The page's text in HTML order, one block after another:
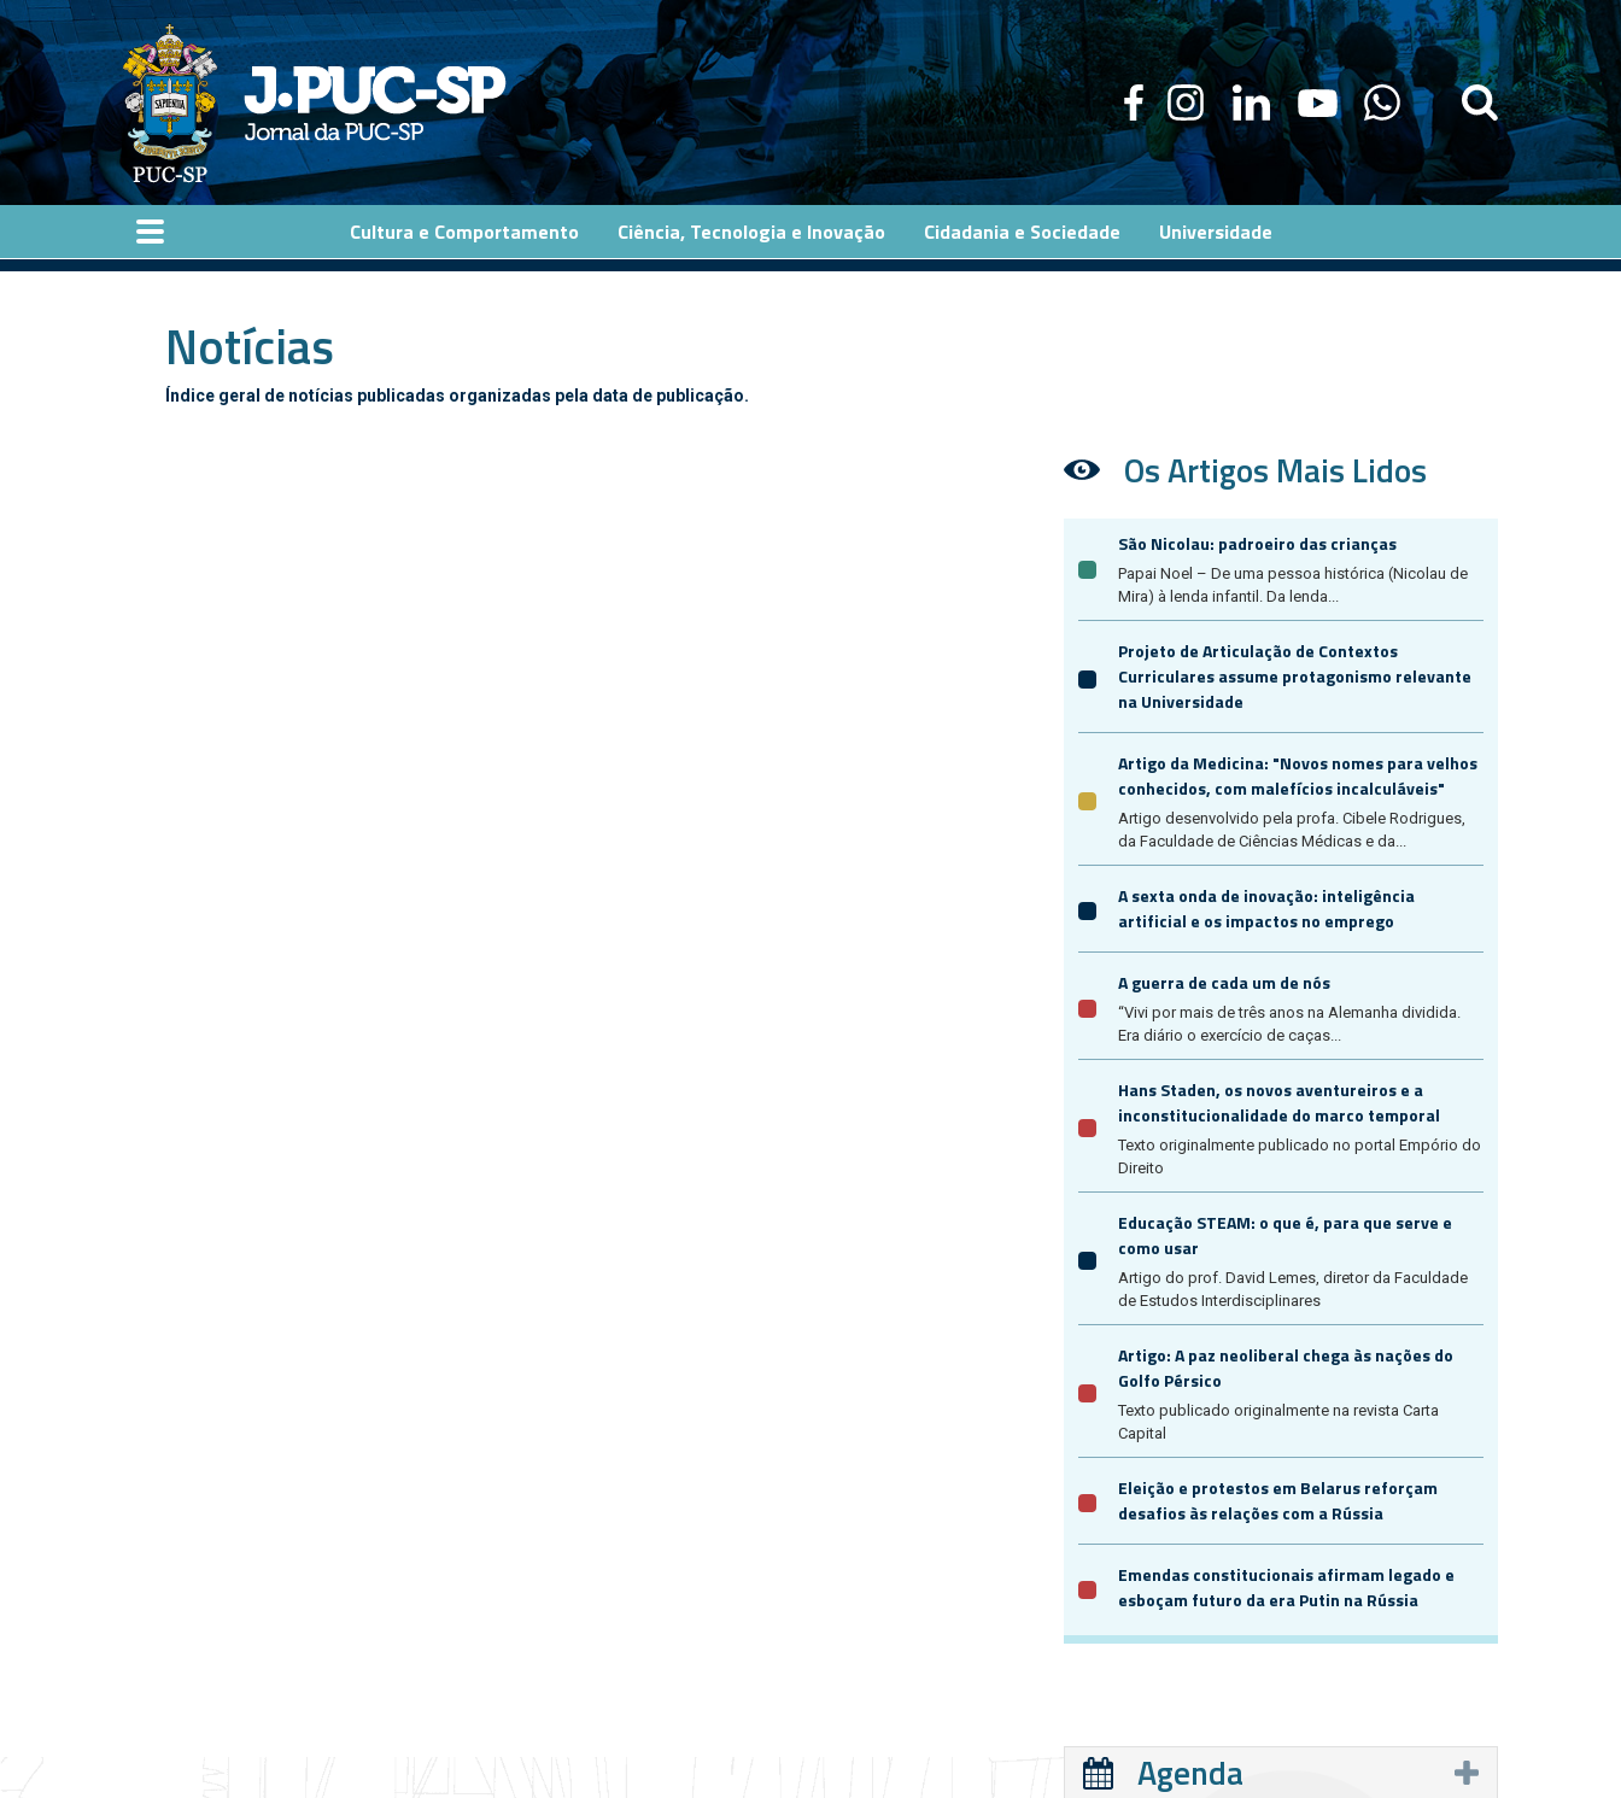
Pular para o conteúdo principal
Cultura e Comportamento Ciência, Tecnologia e Inovação Cidadania e Sociedade Universidade
Notícias
Índice geral de notícias publicadas organizadas pela data de publicação.
Os Artigos Mais Lidos
São Nicolau: padroeiro das crianças
Papai Noel – De uma pessoa histórica (Nicolau de
Mira) à lenda infantil. Da lenda...
Projeto de Articulação de Contextos
Curriculares assume protagonismo relevante
na Universidade
Artigo da Medicina: "Novos nomes para velhos
conhecidos, com malefícios incalculáveis"
Artigo desenvolvido pela profa. Cibele Rodrigues,
da Faculdade de Ciências Médicas e da...
A sexta onda de inovação: inteligência
artificial e os impactos no emprego
A guerra de cada um de nós
“Vivi por mais de três anos na Alemanha dividida.
Era diário o exercício de caças...
Hans Staden, os novos aventureiros e a
inconstitucionalidade do marco temporal
Texto originalmente publicado no portal Empório do
Direito
Educação STEAM: o que é, para que serve e
como usar
Artigo do prof. David Lemes, diretor da Faculdade
de Estudos Interdisciplinares
Artigo: A paz neoliberal chega às nações do
Golfo Pérsico
Texto publicado originalmente na revista Carta
Capital
Eleição e protestos em Belarus reforçam
desafios às relações com a Rússia
Emendas constitucionais afirmam legado e
esboçam futuro da era Putin na Rússia
Agenda